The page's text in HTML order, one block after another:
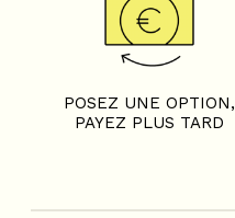
POSEZ UNE OPTION,
PAYEZ PLUS TARD